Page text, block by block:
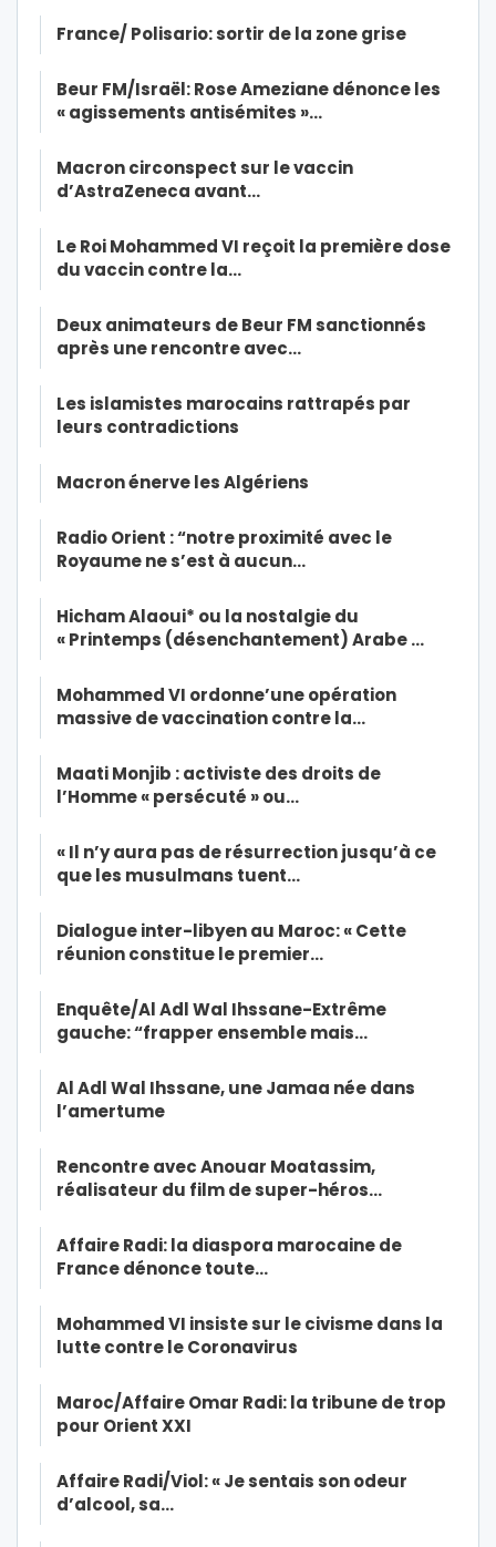
France/ Polisario: sortir de la zone grise
Beur FM/Israël: Rose Ameziane dénonce les
« agissements antisémites »…
Macron circonspect sur le vaccin
d’AstraZeneca avant…
Le Roi Mohammed VI reçoit la première dose
du vaccin contre la…
Deux animateurs de Beur FM sanctionnés
après une rencontre avec…
Les islamistes marocains rattrapés par
leurs contradictions
Macron énerve les Algériens
Radio Orient : “notre proximité avec le
Royaume ne s’est à aucun…
Hicham Alaoui* ou la nostalgie du
« Printemps (désenchantement) Arabe …
Mohammed VI ordonne’une opération
massive de vaccination contre la…
Maati Monjib : activiste des droits de
l’Homme « persécuté » ou…
« Il n’y aura pas de résurrection jusqu’à ce
que les musulmans tuent…
Dialogue inter-libyen au Maroc: « Cette
réunion constitue le premier…
Enquête/Al Adl Wal Ihssane-Extrême
gauche: “frapper ensemble mais…
Al Adl Wal Ihssane, une Jamaa née dans
l’amertume
Rencontre avec Anouar Moatassim,
réalisateur du film de super-héros…
Affaire Radi: la diaspora marocaine de
France dénonce toute…
Mohammed VI insiste sur le civisme dans la
lutte contre le Coronavirus
Maroc/Affaire Omar Radi: la tribune de trop
pour Orient XXI
Affaire Radi/Viol: « Je sentais son odeur
d’alcool, sa…